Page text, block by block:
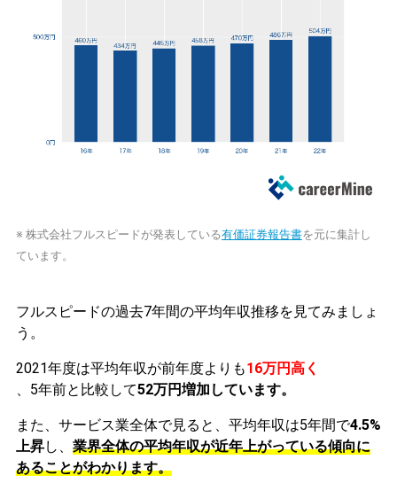
※ 株式会社フルスピードが発表している有価証券報告書を元に集計し
ています。
フルスピードの過去7年間の平均年収推移を見てみましょ
う。
2021年度は平均年収が前年度よりも16万円高く
、5年前と比較して52万円増加しています。
また、サービス業全体で見ると、平均年収は5年間で4.5%
上昇し、 業界全体の平均年収が近年上がっている傾向に
あることがわかります。